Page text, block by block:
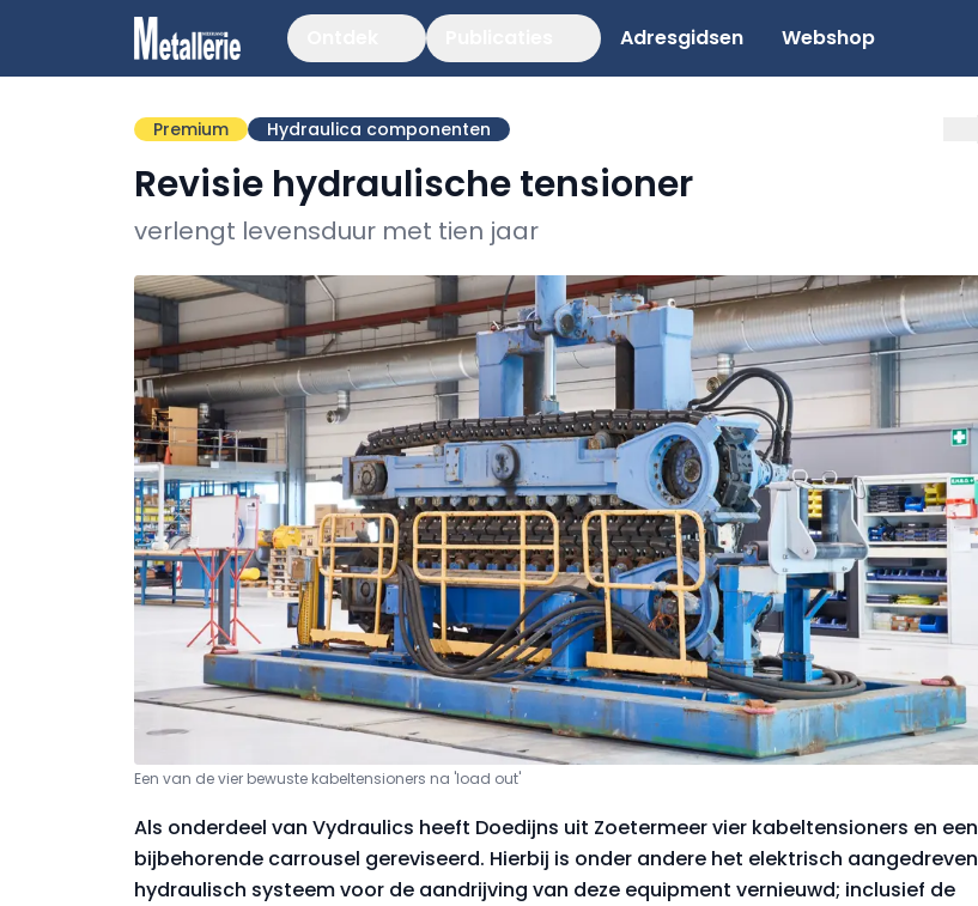
Adresgidsen Webshop
Premium Hydraulica componenten
Revisie hydraulische tensioner
verlengt levensduur met tien jaar
Een van de vier bewuste kabeltensioners na 'load out'
Als onderdeel van Vydraulics heeft Doedijns uit Zoetermeer vier kabeltensioners en een
bijbehorende carrousel gereviseerd. Hierbij is onder andere het elektrisch aangedreven
hydraulisch systeem voor de aandrijving van deze equipment vernieuwd; inclusief de